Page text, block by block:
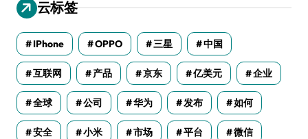
云标签
IPhone OPPO 三星 中国
互联网 产品 京东 亿美元 企业
全球 公司 华为 发布 如何
安全 小米 市场 平台 微信